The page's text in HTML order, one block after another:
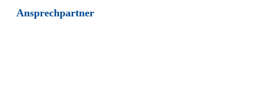
Ansprechpartner